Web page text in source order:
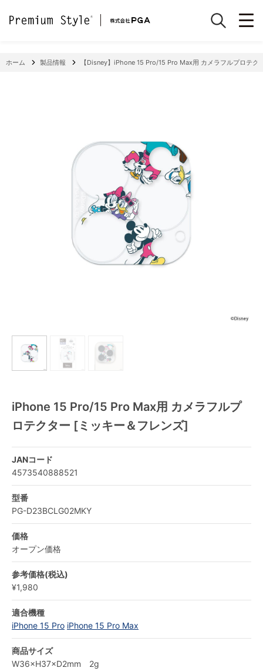
ホーム 製品情報 【Disney】iPhone 15 Pro/15 Pro Max用 カメラフルプロテク
iPhone 15 Pro/15 Pro Max用 カメラフルプ
ロテクター [ミッキー＆フレンズ]
JANコード
4573540888521
型番
PG-D23BCLG02MKY
価格
オープン価格
参考価格(税込)
¥1,980
適合機種
iPhone 15 Pro iPhone 15 Pro Max
商品サイズ
W36×H37×D2mm 2g